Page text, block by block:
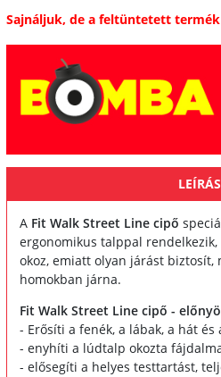
Sajnáljuk, de a feltüntetett
LEÍRÁS
A Fit Walk Street Line cipő
ergonomikus talppal
okoz, emiatt olyan járást
homokban járna.
Fit Walk Street Line cipő -
- Erősíti a fenék, a lábak, a hát és
- enyhíti a lúdtalp okozta
- elősegíti a helyes testtartást,